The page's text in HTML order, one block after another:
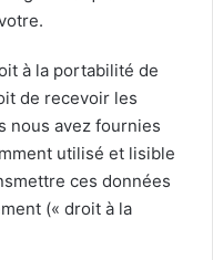
à la portabilité de
de recevoir les
nous avez fournies
utilisé et lisible
ces données
(« droit à la